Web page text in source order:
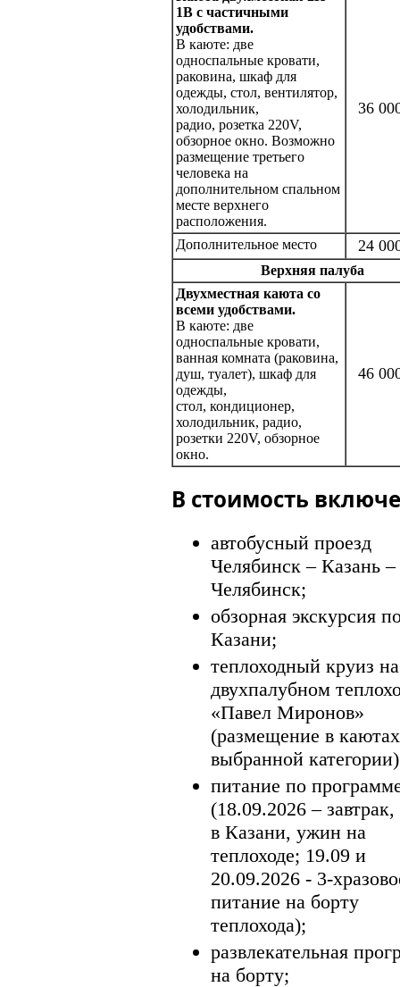
1В с частичными
удобствами.
В каюте: две
односпальные кровати,
раковина, шкаф для
одежды, стол, вентилятор,
холодильник,
радио, розетка 220V,
обзорное окно. Возможно
размещение третьего
человека на
дополнительном спальном
месте верхнего
расположения.
36
Дополнительное место 24
Верхняя палуба
Двухместная каюта со
всеми удобствами.
В каюте: две
односпальные кровати,
ванная комната (раковина,
душ, туалет), шкаф для
одежды,
стол, кондиционер,
холодильник, радио,
розетки 220V, обзорное
окно.
46
В стоимость
автобусный проезд
Челябинск – Казань –
Челябинск;
обзорная экскурсия
Казани;
теплоходный круиз на
двухпалубном
«Павел Миронов»
(размещение в каютах
выбранной
питание по
(18.09.2026 – завтрак,
в Казани, ужин на
теплоходе; 19.09 и
20.09.2026 - 3-
питание на борту
теплохода);
развлекательная
на борту;